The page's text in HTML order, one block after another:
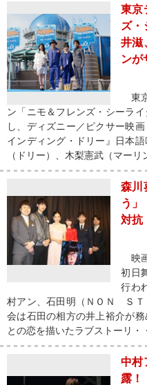
東京
ズ
井滋
ンが
東
ン「ニモ＆フレンズ・シーラ
し、ディズニー／ピクサー映
インディング・ドリー』日本
（ドリー）、木梨憲武（マーリ
森川
う
対抗
映
初日
行わ
村アン、石田明（ＮＯＮ ＳＴ
会は石田の相方の井上裕介が
との恋を描いたラブストーリ・
中村
露